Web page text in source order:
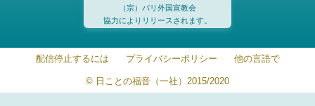
（宗）パリ外国宣教会
協力によりリリースされます。
配信停止するには プライバシーポリシー 他の言語で
© 日ことの福音（一社）2015/2020